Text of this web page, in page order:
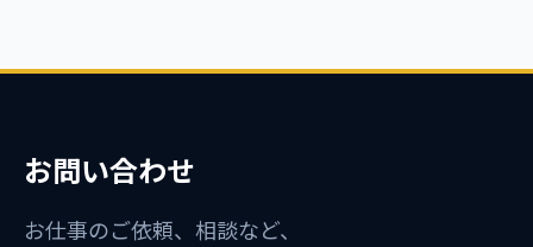
お問い合わせ
お仕事のご依頼、相談など、